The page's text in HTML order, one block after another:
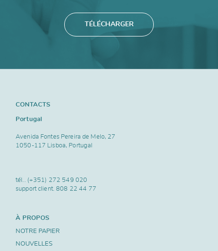
TÉLÉCHARGER
CONTACTS
Portugal
Avenida Fontes Pereira de Melo, 27
1050-117 Lisboa, Portugal
tél.. (+351) 272 549 020
support client.808 22 44 77
À PROPOS
NOTRE PAPIER
NOUVELLES